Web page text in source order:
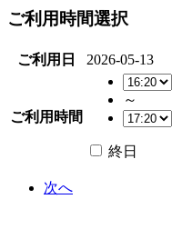
ご利用時間選択
ご利用日 2026-05-13
ご利用時間
～
終日
次へ